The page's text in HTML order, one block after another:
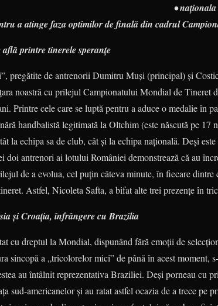
•
a atinge faza optimilor de finală din cadrul
află printre tinerele speranţe
pregătite de antrenorii Dumitru Muşi (principal) şi
noastră cu prilejul Campionatului Mondial de Tineret
Printre cele care se luptă pentru a aduce o medalie în
handbalistă legitimată la Olt­chim (este născută pe
la echipa sa de club, cât şi la echipa naţională. Deşi
doi an­trenori ai lotului României demons­trează că au
de a evolua, cel puţin câteva minute, în fiecare
Astfel, Nicoleta Safta, a bifat alte trei prezenţe în
şi Croaţia, înfrângere cu Brazilia
cu dreptul la Mondial, dispunând fără emoţii de
sincopă a „tricolorelor mici” de până în acest moment,
au întâlnit repre­zentativa Braziliei. Deşi porneau cu
sud-ame­ricanelor şi au ratat astfel ocazia de a trece pe